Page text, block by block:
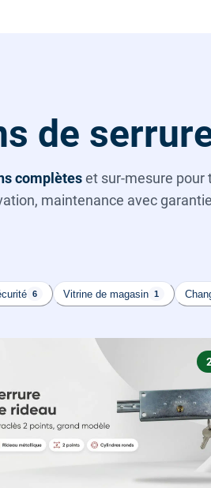
de
complèteset sur-mesure pour
maintenance avec
6 Vitrine de magasin 1